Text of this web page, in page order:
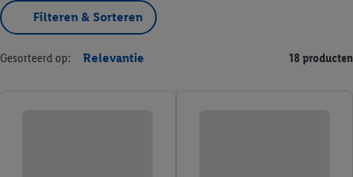
Filteren & Sorteren
Gesorteerd op: Relevantie 18 producten